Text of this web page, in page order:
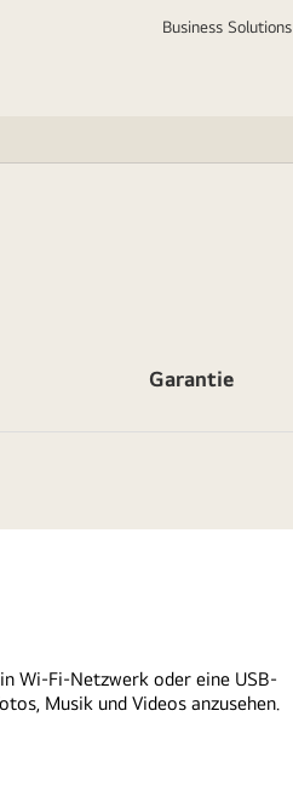
Business Solutions
Garantie
Wi-Fi-Netzwerk oder eine USB-
Musik und Videos anzusehen.